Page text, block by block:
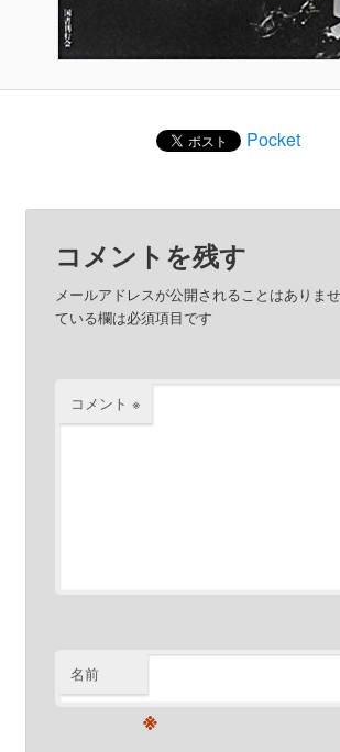
Pocket
コメントを残す
メールアドレスが公開されることはありませ
ている欄は必須項目です
コメント ※
名前
※